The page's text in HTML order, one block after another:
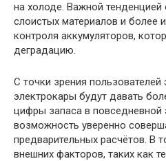
на холоде. Важной тенденцией
слоистых материалов и более
контроля аккумуляторов,
деградацию.
С точки зрения пользователей
электрокары будут давать
цифры запаса в повседневной
возможность уверенно
предварительных расчётов. В
внешних факторов, таких как